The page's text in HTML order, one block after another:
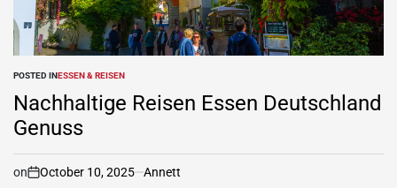
POSTED INESSEN & REISEN
Nachhaltige Reisen Essen Deutschland
Genuss
on October 10, 2025 Annett